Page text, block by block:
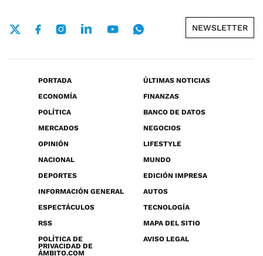
NEWSLETTER
PORTADA
ÚLTIMAS NOTICIAS
ECONOMÍA
FINANZAS
POLÍTICA
BANCO DE DATOS
MERCADOS
NEGOCIOS
OPINIÓN
LIFESTYLE
NACIONAL
MUNDO
DEPORTES
EDICIÓN IMPRESA
INFORMACIÓN GENERAL
AUTOS
ESPECTÁCULOS
TECNOLOGÍA
RSS
MAPA DEL SITIO
POLÍTICA DE
PRIVACIDAD DE
ÁMBITO.COM
AVISO LEGAL